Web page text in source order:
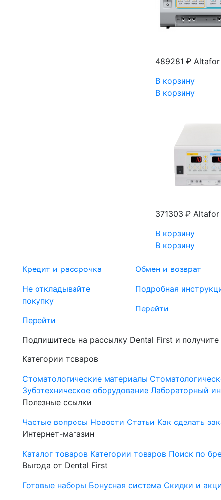
489281 ₽ Altafor
В корзину
В корзину
371303 ₽ Altafor
В корзину
В корзину
Кредит и рассрочка
Не откладывайте
покупку
Перейти
Обмен и возврат
Подробная
Перейти
Подпишитесь на рассылку Dental First и
Категории товаров
Стоматологические материалы
Зуботехническое оборудование Лабораторный
Полезные ссылки
Частые вопросы Новости Статьи Как сделать
Интернет-магазин
Каталог товаров Категории товаров Поиск по
Выгода от Dental First
Готовые наборы Бонусная система Скидки и